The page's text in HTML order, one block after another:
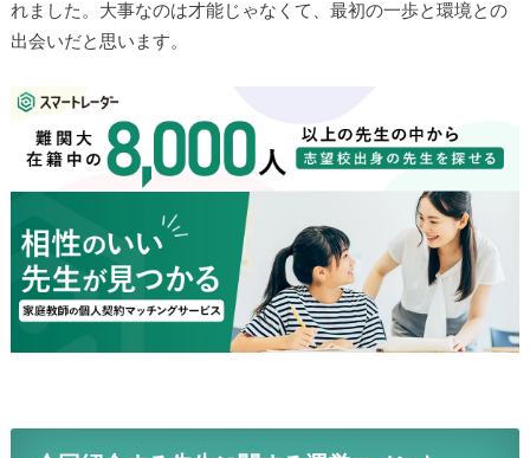
れました。大事なのは才能じゃなくて、最初の一歩と環境との
出会いだと思います。